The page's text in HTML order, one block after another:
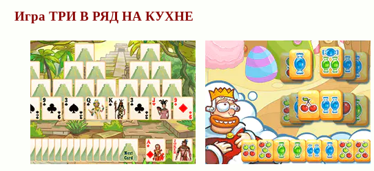
Игра ТРИ В РЯД НА КУХНЕ